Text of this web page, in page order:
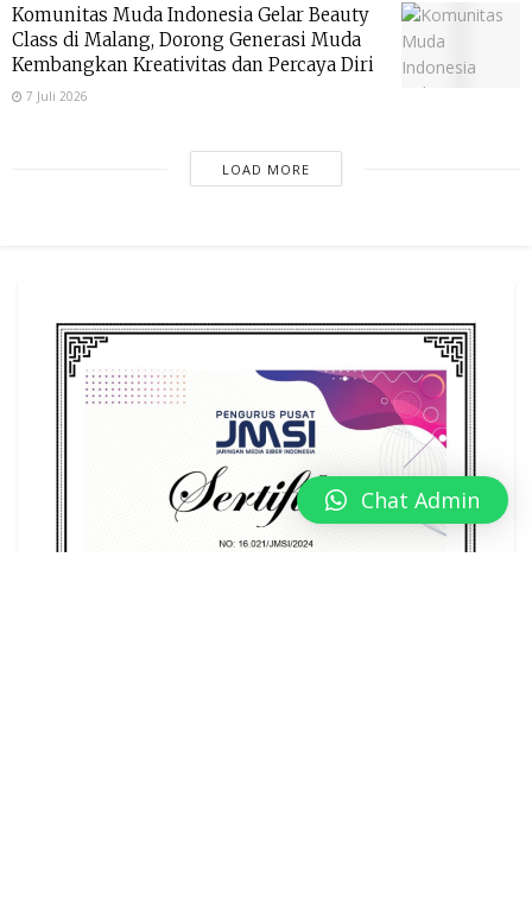
Komunitas Muda Indonesia Gelar Beauty
Class di Malang, Dorong Generasi Muda
Kembangkan Kreativitas dan Percaya Diri
7 Juli 2026
LOAD MORE
Chat Admin